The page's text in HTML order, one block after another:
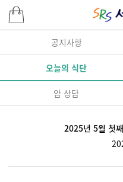
공지사항
오늘의 식단
암 상담
2025년 5월 첫